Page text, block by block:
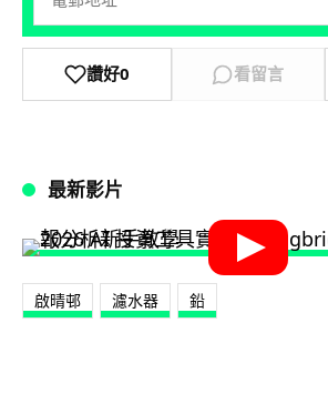
讚好0 看留言
最新影片
啟晴邨 濾水器 鉛